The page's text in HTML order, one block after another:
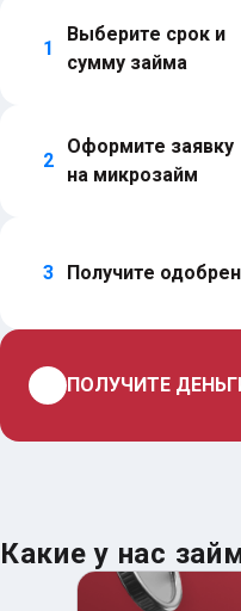
1
Выберите срок и
сумму займа
2
Оформите заявку
на микрозайм
3 Получите
ПОЛУЧИТЕ
Какие у нас